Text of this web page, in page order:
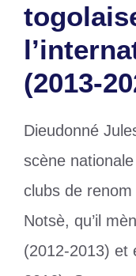
(2013-
Dieudonné
scène
clubs de
Notsè, qu’il
(2012-2013) et